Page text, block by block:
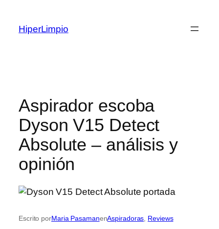
contenido
HiperLimpio
Aspirador escoba
Dyson V15 Detect
Absolute – análisis y
opinión
Escrito porMaria PasamanenAspiradoras Reviews